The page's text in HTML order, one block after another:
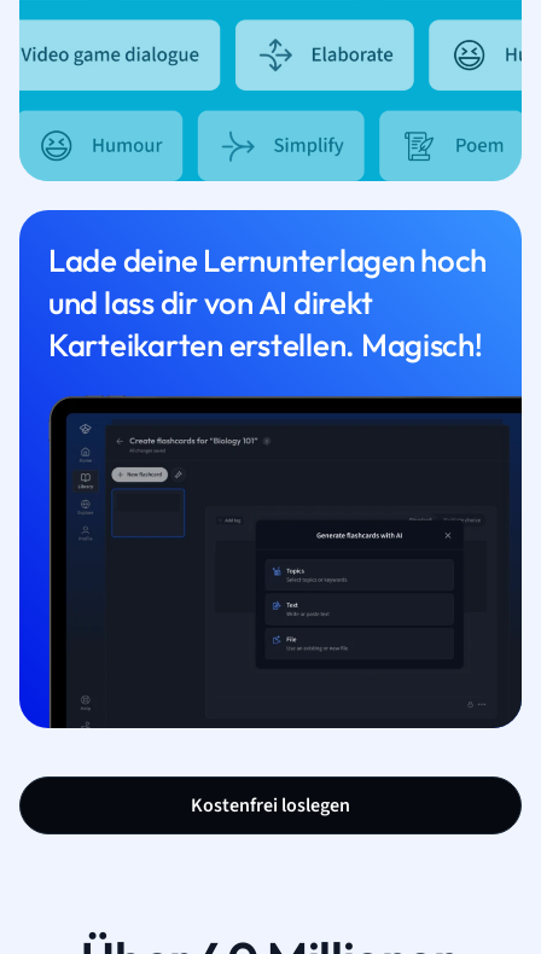
Lade deine Lernunterlagen hoch
und lass dir von AI direkt
Karteikarten erstellen. Magisch!
Kostenfrei loslegen